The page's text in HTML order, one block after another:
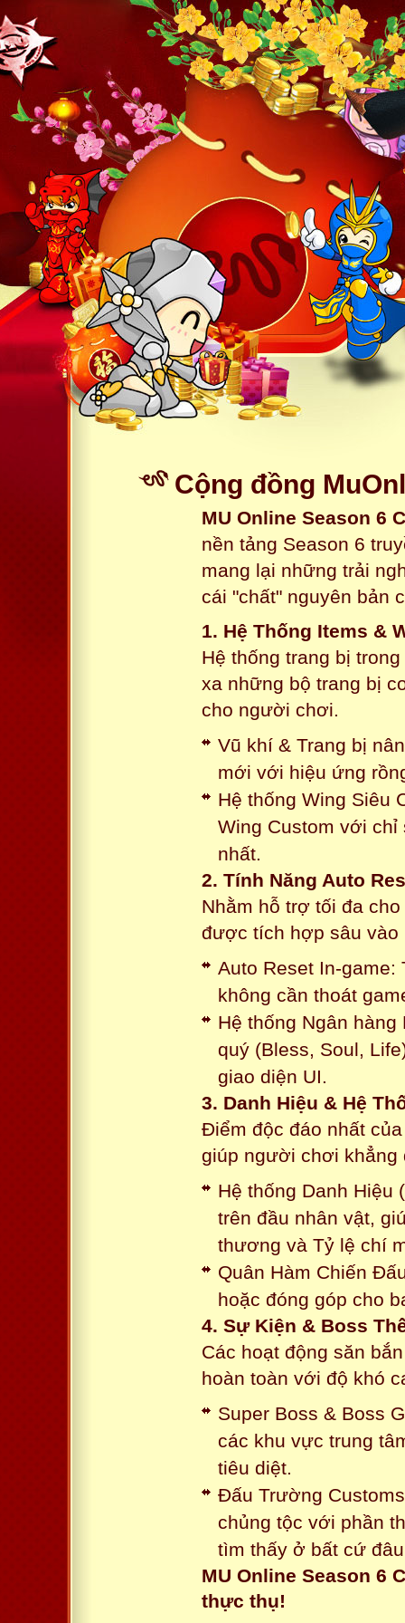
Cộng đồng
MU Online Season 6
nền tảng Season 6
mang lại những trải
cái "chất" nguyên bản
1. Hệ Thống Items &
Hệ thống trang bị
xa những bộ trang bị
cho người chơi.
Vũ khí & Trang bị
mới với hiệu ứng
Hệ thống Wing Siêu
Wing Custom với
nhất.
2. Tính Năng Auto
Nhằm hỗ trợ tối đa
được tích hợp sâu vào
Auto Reset In-game:
không cần thoát
Hệ thống Ngân
quý (Bless, Soul,
giao diện UI.
3. Danh Hiệu & Hệ
Điểm độc đáo nhất
giúp người chơi khẳng
Hệ thống Danh Hiệu
trên đầu nhân vật,
thương và Tỷ lệ chí
Quân Hàm Chiến
hoặc đóng góp cho
4. Sự Kiện & Boss
Các hoạt động săn
hoàn toàn với độ khó
Super Boss & Boss
các khu vực trung
tiêu diệt.
Đấu Trường
chủng tộc với phần
tìm thấy ở bất cứ
MU Online Season 6
thực thụ!